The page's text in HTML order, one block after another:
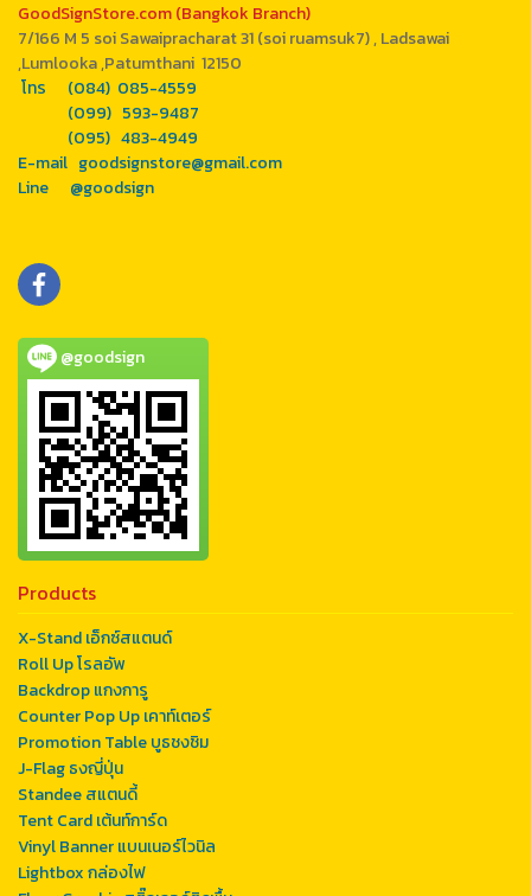
GoodSignStore.com (Bangkok Branch)
7/166 M 5 soi Sawaipracharat 31 (soi ruamsuk7) , Ladsawai
,Lumlooka ,Patumthani 12150
โทร (084) 085-4559
(099) 593-9487
(095) 483-4949
E-mail goodsignstore@gmail.com
Line @goodsign
@goodsign
Products
X-Stand เอ็กซ์สแตนด์
Roll Up โรลอัพ
Backdrop แกงการู
Counter Pop Up เคาท์เตอร์
Promotion Table บูธชงชิม
J-Flag ธงญี่ปุ่น
Standee สแตนดี้
Tent Card เต้นท์การ์ด
Vinyl Banner แบนเนอร์ไวนิล
Lightbox กล่องไฟ